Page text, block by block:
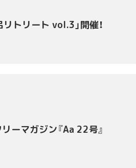
リトリート vol.3」開催！
リーマガジン『Aa 22号』